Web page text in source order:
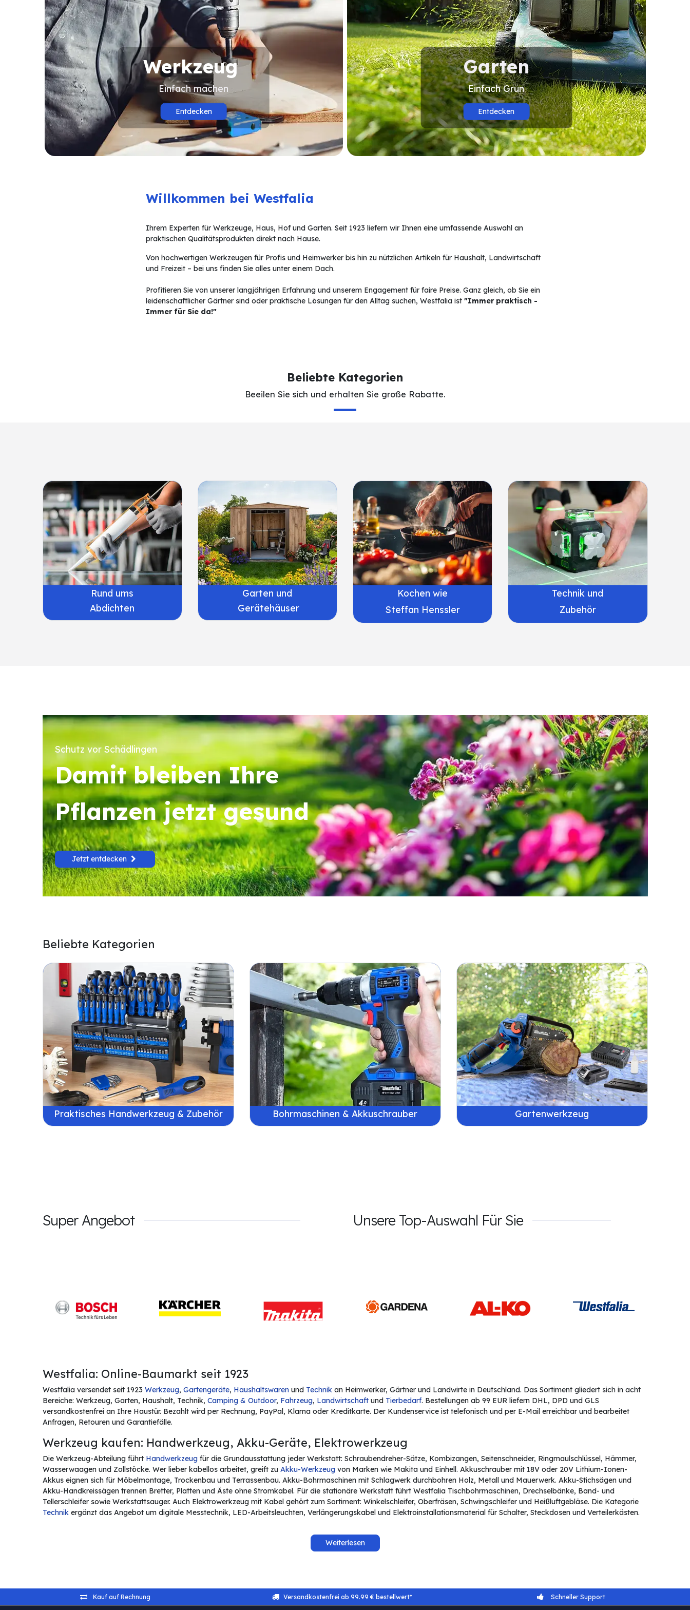
Werkzeug
Einfach machen
Entdecken
Garten
Einfach Grün
Entdecken
Willkommen bei Westfalia
Ihrem Experten für Werkzeuge, Haus, Hof und Garten. Seit 1923 liefern wir Ihnen eine umfassende Auswahl an
praktischen Qualitätsprodukten direkt nach Hause.
Von hochwertigen Werkzeugen für Profis und Heimwerker bis hin zu nützlichen Artikeln für Haushalt, Landwirtschaft
und Freizeit – bei uns finden Sie alles unter einem Dach.
Profitieren Sie von unserer langjährigen Erfahrung und unserem Engagement für faire Preise. Ganz gleich, ob Sie ein
leidenschaftlicher Gärtner sind oder praktische Lösungen für den Alltag suchen, Westfalia ist "Immer praktisch -
Immer für Sie da!"
Beliebte Kategorien
Beeilen Sie sich und erhalten Sie große Rabatte.
Rund ums
Abdichten
Garten und
Gerätehäuser
Kochen wie
Steffan Henssler
Technik und
Zubehör
Schutz vor Schädlingen
Damit bleiben Ihre
Pflanzen jetzt gesund
Jetzt entdecken
Beliebte Kategorien
Praktisches Handwerkzeug & Zubehör Bohrmaschinen & Akkuschrauber Gartenwerkzeug
Super Angebot Unsere Top-Auswahl Für Sie
Westfalia: Online-Baumarkt seit 1923
Westfalia versendet seit 1923 Werkzeug, Gartengeräte, Haushaltswarenund Technikan Heimwerker, Gärtner und Landwirte in Deutschland. Das Sortiment gliedert sich in acht
Bereiche: Werkzeug, Garten, Haushalt, Technik, Camping & Outdoor, Fahrzeug, Landwirtschaftund Tierbedarf. Bestellungen ab 99 EUR liefern DHL, DPD und GLS
versandkostenfrei an Ihre Haustür. Bezahlt wird per Rechnung, PayPal, Klarna oder Kreditkarte. Der Kundenservice ist telefonisch und per E-Mail erreichbar und bearbeitet
Anfragen, Retouren und Garantiefälle.
Werkzeug kaufen: Handwerkzeug, Akku-Geräte, Elektrowerkzeug
Die Werkzeug-Abteilung führt Handwerkzeugfür die Grundausstattung jeder Werkstatt: Schraubendreher-Sätze, Kombizangen, Seitenschneider, Ringmaulschlüssel, Hämmer,
Wasserwaagen und Zollstöcke. Wer lieber kabellos arbeitet, greift zu Akku-Werkzeugvon Marken wie Makita und Einhell. Akkuschrauber mit 18V oder 20V Lithium-Ionen-
Akkus eignen sich für Möbelmontage, Trockenbau und Terrassenbau. Akku-Bohrmaschinen mit Schlagwerk durchbohren Holz, Metall und Mauerwerk. Akku-Stichsägen und
Akku-Handkreissägen trennen Bretter, Platten und Äste ohne Stromkabel. Für die stationäre Werkstatt führt Westfalia Tischbohrmaschinen, Drechselbänke, Band- und
Tellerschleifer sowie Werkstattsauger. Auch Elektrowerkzeug mit Kabel gehört zum Sortiment: Winkelschleifer, Oberfräsen, Schwingschleifer und Heißluftgebläse. Die Kategorie
Technikergänzt das Angebot um digitale Messtechnik, LED-Arbeitsleuchten, Verlängerungskabel und Elektroinstallationsmaterial für Schalter, Steckdosen und Verteilerkästen.
Weiterlesen
Kauf auf Rechnung Versandkostenfrei ab 99.99 € bestellwert* ​ Schneller Support